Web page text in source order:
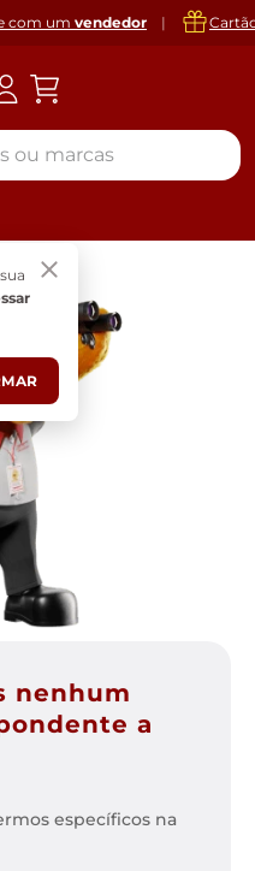
com um vendedor |
nenhum
a
específicos na